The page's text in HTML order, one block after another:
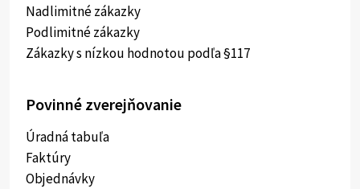
Nadlimitné zákazky
Podlimitné zákazky
Zákazky s nízkou hodnotou podľa §117
Povinné zverejňovanie
Úradná tabuľa
Faktúry
Objednávky